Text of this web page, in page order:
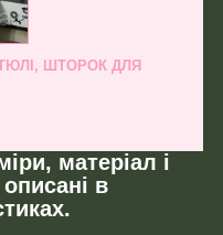
ШТОРОК ДЛЯ
матеріал і
в